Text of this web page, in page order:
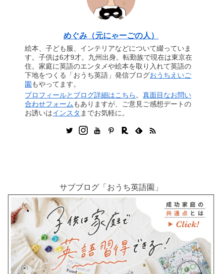
めぐみ（元にゃーごの人）
絵本、子ども服、インテリアなどについて綴っていま
す。子供は6才9才。九州出身。転勤族で現在は東京在
住。家庭に英語のエンタメや絵本を取り入れて英語の
下地をつくる「おうち英語」発信ブログおうちえいご
園 もやってます。
プロフィールとブログ詳細はこちら。真面目なお問い
合わせフォームもありますが、ご意見ご感想デートの
お誘いはインスタ までお気軽に。
サブブログ「おうち英語園」